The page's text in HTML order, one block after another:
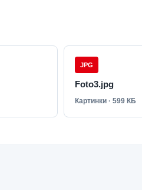
JPG
Foto3.jpg
Картинки · 599 КБ